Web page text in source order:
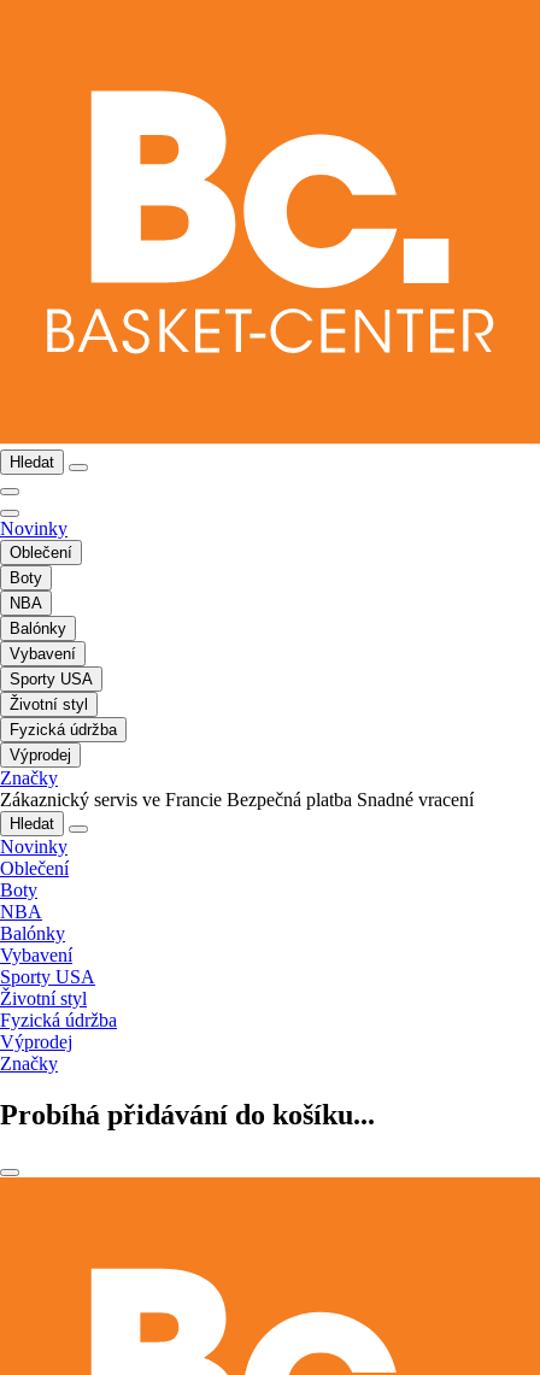
Hledat
Novinky
Oblečení
Boty
NBA
Balónky
Vybavení
Sporty USA
Životní styl
Fyzická údržba
Výprodej
Značky
Zákaznický servis ve Francie Bezpečná platba Snadné vracení
Hledat
Novinky
Oblečení
Boty
NBA
Balónky
Vybavení
Sporty USA
Životní styl
Fyzická údržba
Výprodej
Značky
Probíhá přidávání do košíku...